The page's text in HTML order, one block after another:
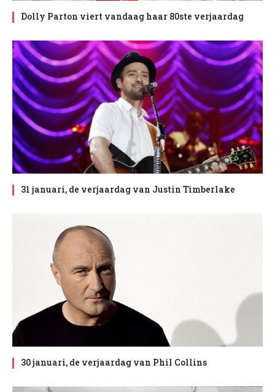
Dolly Parton viert vandaag haar 80ste verjaardag
31 januari, de verjaardag van Justin Timberlake
30 januari, de verjaardag van Phil Collins